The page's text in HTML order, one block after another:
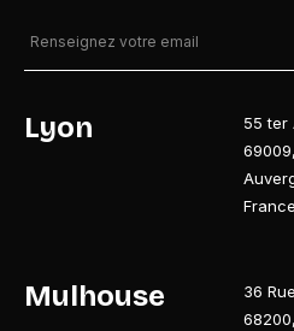
Lyon 55 ter
69009
France
Mulhouse 36
68200